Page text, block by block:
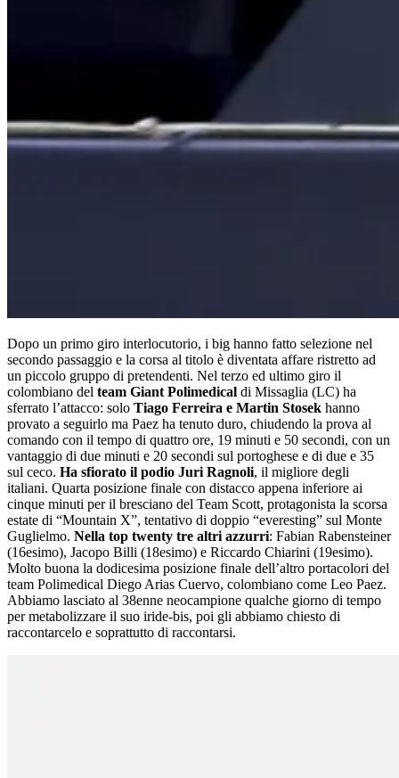
Dopo un primo giro interlocutorio, i big hanno fatto selezione nel
secondo passaggio e la corsa al titolo è diventata affare ristretto ad
un piccolo gruppo di pretendenti. Nel terzo ed ultimo giro il
colombiano del team Giant Polimedical di Missaglia (LC) ha
sferrato l’attacco: solo Tiago Ferreira e Martin Stosek hanno
provato a seguirlo ma Paez ha tenuto duro, chiudendo la prova al
comando con il tempo di quattro ore, 19 minuti e 50 secondi, con un
vantaggio di due minuti e 20 secondi sul portoghese e di due e 35
sul ceco. Ha sfiorato il podio Juri Ragnoli, il migliore degli
italiani. Quarta posizione finale con distacco appena inferiore ai
cinque minuti per il bresciano del Team Scott, protagonista la scorsa
estate di “Mountain X”, tentativo di doppio “everesting” sul Monte
Guglielmo. Nella top twenty tre altri azzurri: Fabian Rabensteiner
(16esimo), Jacopo Billi (18esimo) e Riccardo Chiarini (19esimo).
Molto buona la dodicesima posizione finale dell’altro portacolori del
team Polimedical Diego Arias Cuervo, colombiano come Leo Paez.
Abbiamo lasciato al 38enne neocampione qualche giorno di tempo
per metabolizzare il suo iride-bis, poi gli abbiamo chiesto di
raccontarcelo e soprattutto di raccontarsi.